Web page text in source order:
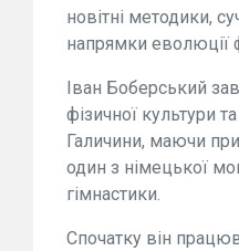
новітні методики,
напрямки еволюції
Іван Боберський
фізичної культури
Галичини, маючи
один з німецької
гімнастики.
Спочатку він